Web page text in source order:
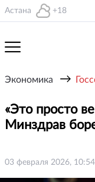
Астана +18
Экономика →
«Это просто
Минздрав
03 февраля 2026, 10:54